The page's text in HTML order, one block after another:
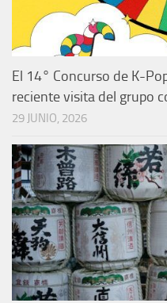
El 14° Concurso de K-
reciente visita del grupo
29 JUNIO, 2026